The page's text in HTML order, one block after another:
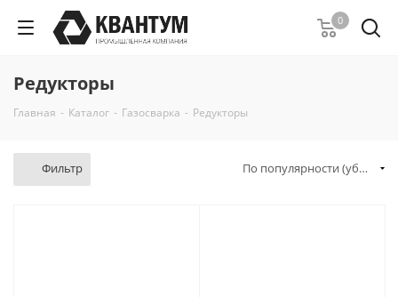
0
Редукторы
Главная - Каталог - Газосварка - Редукторы
Фильтр По популярности (убывание)